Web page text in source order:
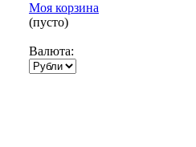
Моя корзина
(пусто)
Валюта: